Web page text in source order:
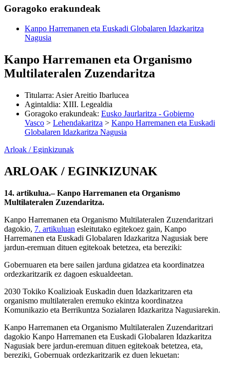
Goragoko erakundeak
Kanpo Harremanen eta Euskadi Globalaren Idazkaritza
Nagusia
Kanpo Harremanen eta Organismo
Multilateralen Zuzendaritza
Titularra: Asier Areitio Ibarlucea
Agintaldia: XIII. Legealdia
Goragoko erakundeak: Eusko Jaurlaritza - Gobierno
Vasco > Lehendakaritza > Kanpo Harremanen eta Euskadi
Globalaren Idazkaritza Nagusia
Arloak / Eginkizunak
ARLOAK / EGINKIZUNAK
14. artikulua.– Kanpo Harremanen eta Organismo
Multilateralen Zuzendaritza.
Kanpo Harremanen eta Organismo Multilateralen Zuzendaritzari
dagokio, 7. artikuluan esleitutako egitekoez gain, Kanpo
Harremanen eta Euskadi Globalaren Idazkaritza Nagusiak bere
jardun-eremuan dituen egitekoak betetzea, eta bereziki:
Gobernuaren eta bere sailen jarduna gidatzea eta koordinatzea
ordezkaritzarik ez dagoen eskualdeetan.
2030 Tokiko Koalizioak Euskadin duen Idazkaritzaren eta
organismo multilateralen eremuko ekintza koordinatzea
Komunikazio eta Berrikuntza Sozialaren Idazkaritza Nagusiarekin.
Kanpo Harremanen eta Organismo Multilateralen Zuzendaritzari
dagokio Kanpo Harremanen eta Euskadi Globalaren Idazkaritza
Nagusiak bere jardun-eremuan dituen egitekoak betetzea, eta,
bereziki, Gobernuak ordezkaritzarik ez duen lekuetan: